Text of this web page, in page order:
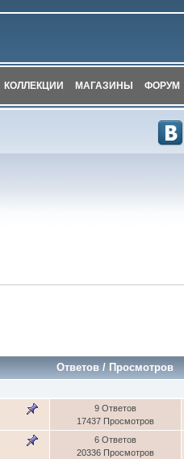
КОЛЛЕКЦИИ МАГАЗИНЫ ФОРУМ
Ответов /Просмотров
9 Ответов
17437 Просмотров
6 Ответов
20336 Просмотров